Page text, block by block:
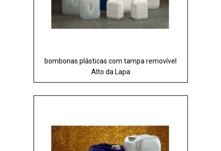
bombonas plásticas com tampa removível
Alto da Lapa